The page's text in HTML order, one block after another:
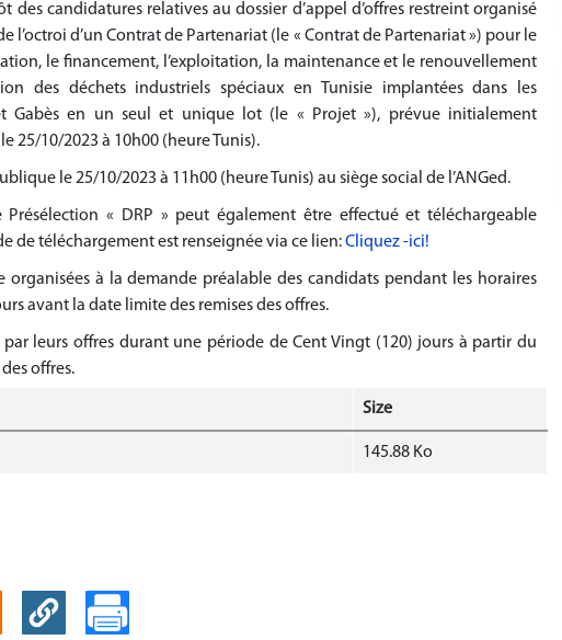
des candidatures relatives au dossier d’appel d’offres restreint organisé
l’octroi d’un Contrat de Partenariat (le « Contrat de Partenariat ») pour le
le financement, l’exploitation, la maintenance et le renouvellement
des déchets industriels spéciaux en Tunisie implantées dans les
Gabès en un seul et unique lot (le « Projet »), prévue initialement
25/10/2023 à 10h00 (heure Tunis).
le 25/10/2023 à 11h00 (heure Tunis) au siège social de l’ANGed.
« DRP » peut également être effectué et téléchargeable
de téléchargement est renseignée via ce lien:Cliquez -ici!
organisées à la demande préalable des candidats pendant les horaires
avant la date limite des remises des offres.
par leurs offres durant une période de Cent Vingt (120) jours à partir du
offres.
Size
145.88 Ko